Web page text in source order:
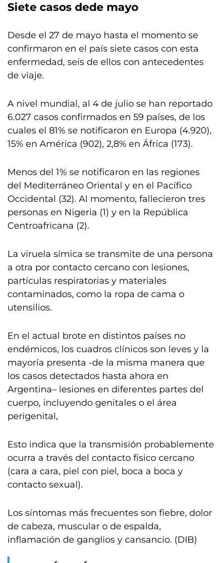
Siete casos dede mayo
Desde el 27 de mayo hasta el momento se
confirmaron en el país siete casos con esta
enfermedad, seis de ellos con antecedentes
de viaje.
A nivel mundial, al 4 de julio se han reportado
6.027 casos confirmados en 59 países, de los
cuales el 81% se notificaron en Europa (4.920),
15% en América (902), 2,8% en África (173).
Menos del 1% se notificaron en las regiones
del Mediterráneo Oriental y en el Pacífico
Occidental (32). Al momento, fallecieron tres
personas en Nigeria (1) y en la República
Centroafricana (2).
La viruela símica se transmite de una persona
a otra por contacto cercano con lesiones,
partículas respiratorias y materiales
contaminados, como la ropa de cama o
utensilios.
En el actual brote en distintos países no
endémicos, los cuadros clínicos son leves y la
mayoría presenta -de la misma manera que
los casos detectados hasta ahora en
Argentina– lesiones en diferentes partes del
cuerpo, incluyendo genitales o el área
perigenital,
Esto indica que la transmisión probablemente
ocurra a través del contacto físico cercano
(cara a cara, piel con piel, boca a boca y
contacto sexual).
Los síntomas más frecuentes son fiebre, dolor
de cabeza, muscular o de espalda,
inflamación de ganglios y cansancio. (DIB)